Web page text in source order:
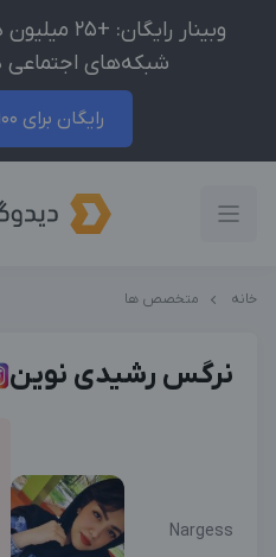
وبینار
شبکه‌های اجتماعی
رایگان برای 100 نفر اول
خانه متخصص ها
نرگس رشیدی نوین
Nargess